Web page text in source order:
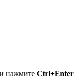
нажмите Ctrl+Enter